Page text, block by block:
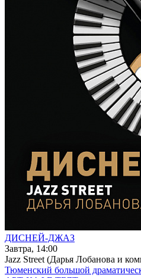
ДИСНЕЙ-ДЖАЗ
Завтра, 14:00
Jazz Street (Дарья Лобанова и
Тюменский большой